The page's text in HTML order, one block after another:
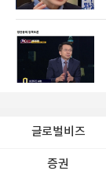
글로벌비즈
증권